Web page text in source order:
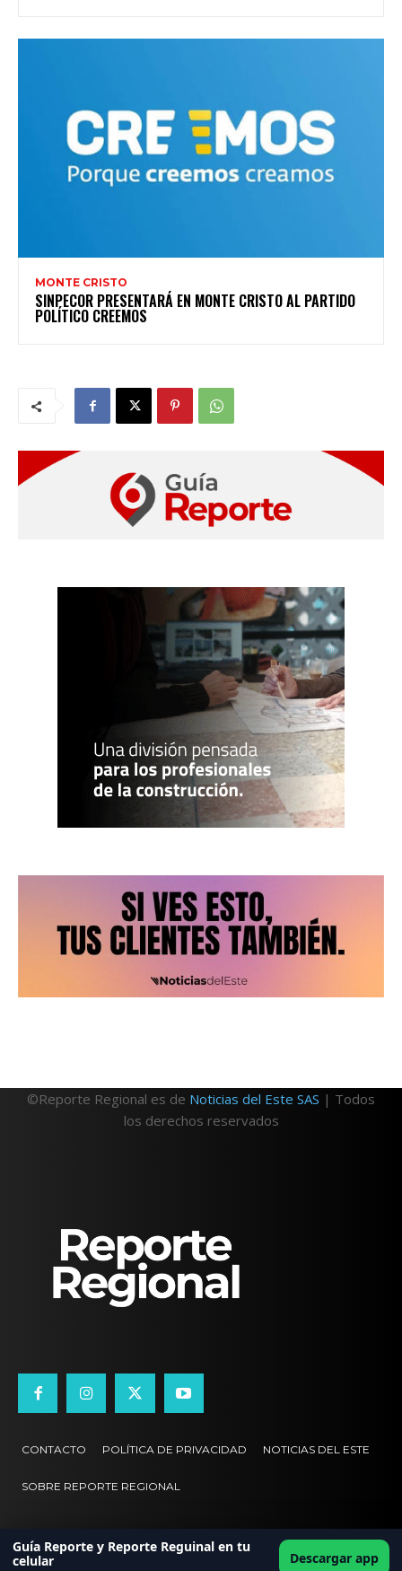
MONTE CRISTO
SINPECOR PRESENTARÁ EN MONTE CRISTO AL PARTIDO
POLÍTICO CREEMOS
©Reporte Regional es de Noticias del Este SAS | Todos
los derechos reservados
CONTACTO POLÍTICA DE PRIVACIDAD NOTICIAS DEL ESTE
SOBRE REPORTE REGIONAL
Guía Reporte y Reporte Reguinal en tu
celular
Descargar app